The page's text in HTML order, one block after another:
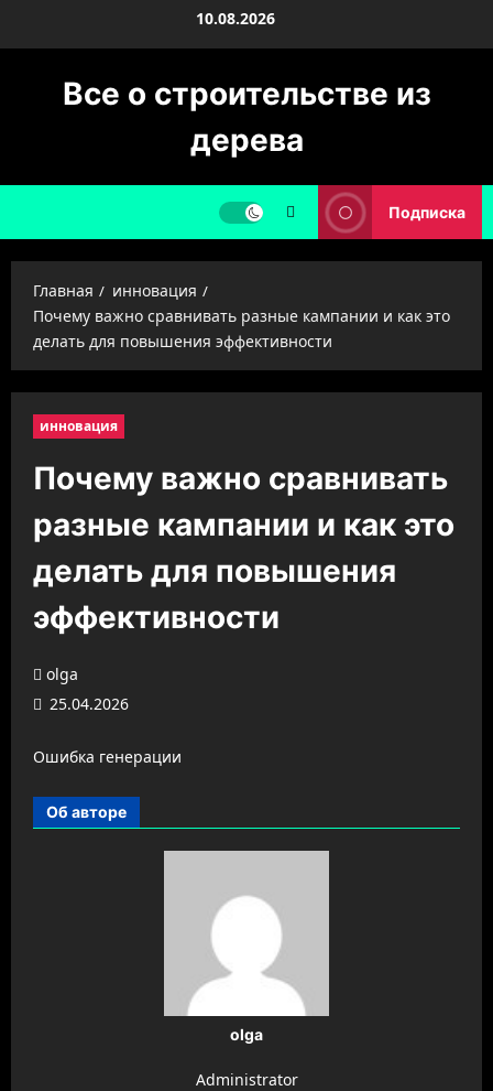
10.08.2026
Все о строительстве из
дерева
Подписка
Главная
инновация
Почему важно сравнивать разные кампании и как это
делать для повышения эффективности
инновация
Почему важно сравнивать
разные кампании и как это
делать для повышения
эффективности
olga
25.04.2026
Ошибка генерации
Об авторе
olga
Administrator